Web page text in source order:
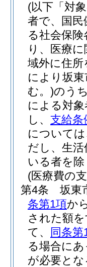
(以下「対
者で、国民
る社会保険
り、医療
域外に住所
により坂
む。)のう
による対
し、 支給条
について
だし、生活
いる者を
(医療費の
第4条
坂東
条第1項か
された額
て、
同条第
る場合に
が必要と